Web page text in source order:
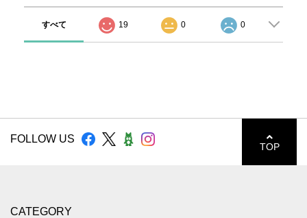
すべて 19 0 0
FOLLOW US
TOP
CATEGORY